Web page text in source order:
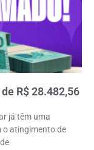
R$ 28.482,56
já têm uma
o atingimento de